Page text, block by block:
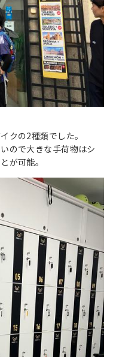
クの2種類でした。
ので大きな手荷物はシ
が可能。